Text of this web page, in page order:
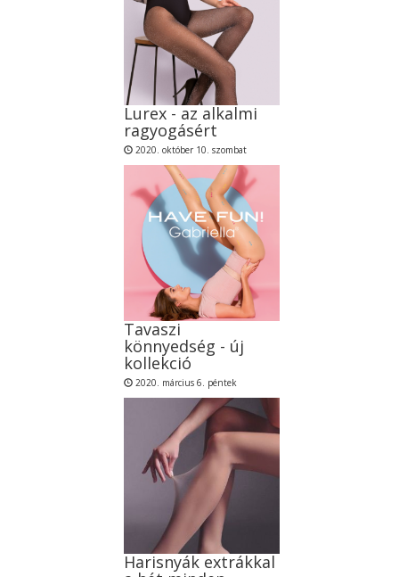
Lurex - az alkalmi
ragyogásért
2020. október 10. szombat
Tavaszi
könnyedség - új
kollekció
2020. március 6. péntek
Harisnyák extrákkal